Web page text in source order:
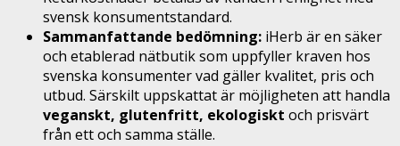
svensk konsumentstandard.
Sammanfattande bedömning: iHerb är en säker
och etablerad nätbutik som uppfyller kraven hos
svenska konsumenter vad gäller kvalitet, pris och
utbud. Särskilt uppskattat är möjligheten att handla
veganskt, glutenfritt, ekologiskt och prisvärt
från ett och samma ställe.